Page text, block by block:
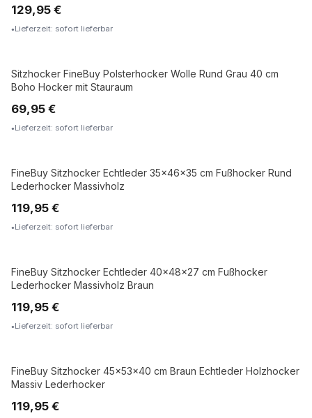
129,95 €
Lieferzeit: sofort lieferbar
Sitzhocker FineBuy Polsterhocker Wolle Rund Grau 40 cm
Boho Hocker mit Stauraum
69,95 €
Lieferzeit: sofort lieferbar
MASSIVHOLZ
FineBuy Sitzhocker Echtleder 35x46x35 cm Fußhocker Rund
Lederhocker Massivholz
119,95 €
Lieferzeit: sofort lieferbar
MASSIVHOLZ
FineBuy Sitzhocker Echtleder 40x48x27 cm Fußhocker
Lederhocker Massivholz Braun
119,95 €
Lieferzeit: sofort lieferbar
ECHTLEDER
FineBuy Sitzhocker 45x53x40 cm Braun Echtleder Holzhocker
Massiv Lederhocker
119,95 €